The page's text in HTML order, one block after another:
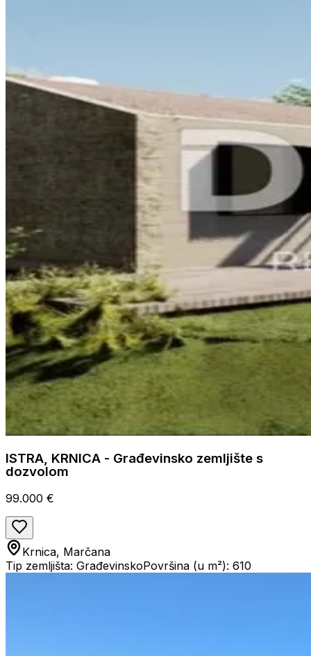
ISTRA, KRNICA - Građevinsko zemljište s
dozvolom
99.000 €
Krnica, Marčana
Tip zemljišta: GrađevinskoPovršina (u m²): 610